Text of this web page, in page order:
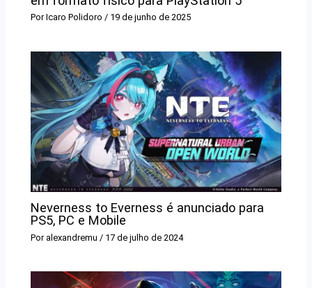
PorIcaro Polidoro/ 19 de junho de 2025
Neverness to Everness é anunciado para
PS5, PC e Mobile
Por alexandremu / 17 de julho de 2024